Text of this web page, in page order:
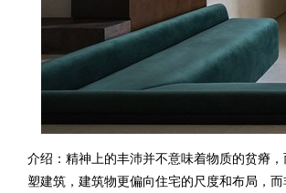
介绍：精神上的丰沛并不意味着物质的贫瘠
塑建筑，建筑物更偏向住宅的尺度和布局，